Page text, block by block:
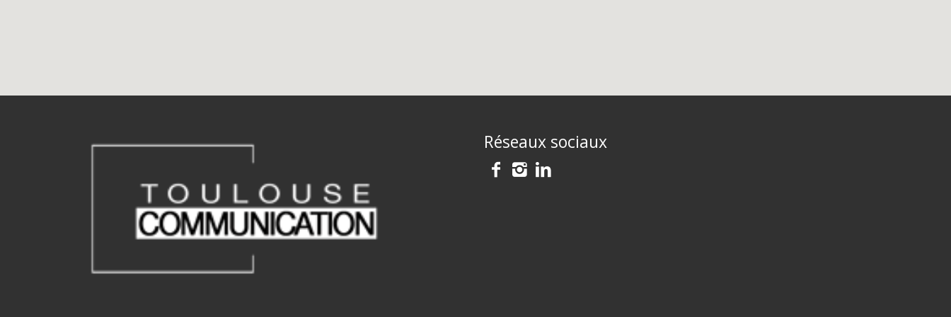
Réseaux sociaux